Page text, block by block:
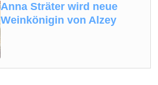
Anna Sträter wird neue
Weinkönigin von Alzey